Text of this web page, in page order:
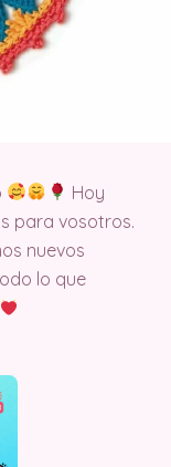
Hoy
para vosotros.
nuevos
lo que